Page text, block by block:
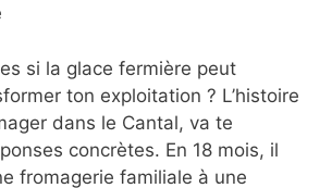
si la glace fermière peut
ton exploitation ? L’histoire
dans le Cantal, va te
concrètes. En 18 mois, il
fromagerie familiale à une